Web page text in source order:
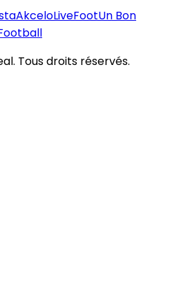
AkceloLiveFootUn Bon
Tous droits réservés.